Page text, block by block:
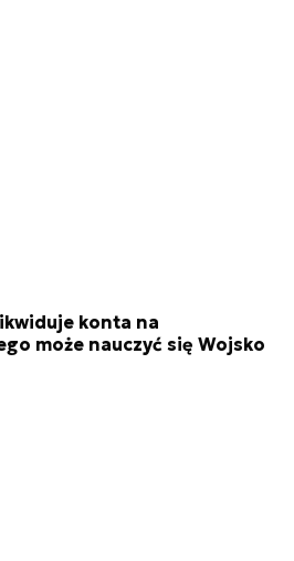
konta na
może nauczyć się Wojsko